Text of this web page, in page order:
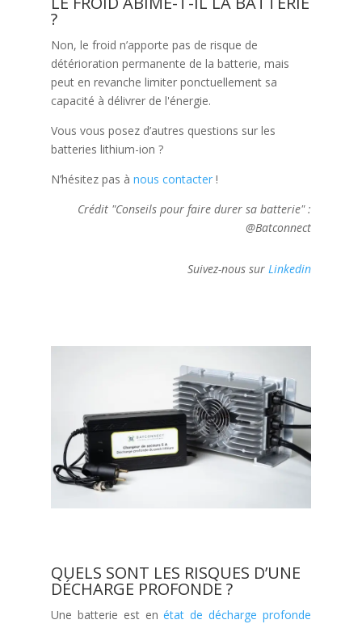
?
Non, le froid n’apporte pas de risque de
détérioration permanente de la batterie, mais
peut en revanche limiter ponctuellement sa
capacité à délivrer de l'énergie.
Vous vous posez d’autres questions sur les
batteries lithium-ion ?
N’hésitez pas à nous contacter!
Crédit "Conseils pour faire durer sa batterie" :
@Batconnect
Suivez-nous sur Linkedin
QUELS SONT LES RISQUES D’UNE
DÉCHARGE PROFONDE ?
Une batterie est enétat de décharge profonde